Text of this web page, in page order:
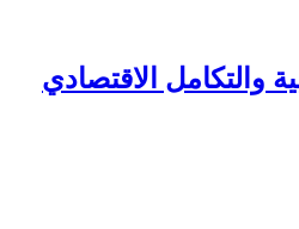
والتكامل الاقتصادي